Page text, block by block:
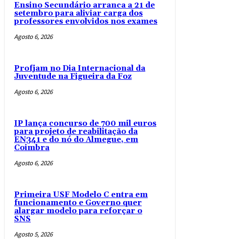
Ensino Secundário arranca a 21 de
setembro para aliviar carga dos
professores envolvidos nos exames
Agosto 6, 2026
Profjam no Dia Internacional da
Juventude na Figueira da Foz
Agosto 6, 2026
IP lança concurso de 700 mil euros
para projeto de reabilitação da
EN341 e do nó do Almegue, em
Coimbra
Agosto 6, 2026
Primeira USF Modelo C entra em
funcionamento e Governo quer
alargar modelo para reforçar o
SNS
Agosto 5, 2026